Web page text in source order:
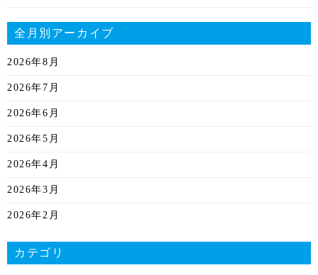
全月別アーカイブ
2026年8月
2026年7月
2026年6月
2026年5月
2026年4月
2026年3月
2026年2月
2026年1月
2025年12月
カテゴリ